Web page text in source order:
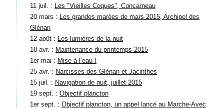
11 juil. :
Les "Vieilles Coques", Concarneau
20 mars :
Les grandes marées de mars 2015, Archipel des
Glénan
12 août :
Les lumières de la nuit
18 avr. : Maintenance du printemps 2015
1er mai : Mise à l’eau !
25 avr. : Narcisses des Glénan et Jacinthes
15 juil. : Navigation de nuit, juillet 2015
19 sept. : Objectif plancton
1er sept. : Objectif plancton, un appel lancé au Marche-Avec